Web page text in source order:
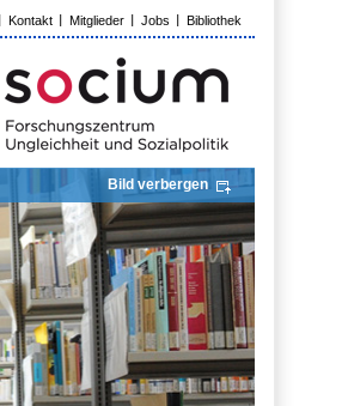
Kontakt Mitglieder Jobs Bibliothek
Bild verbergen